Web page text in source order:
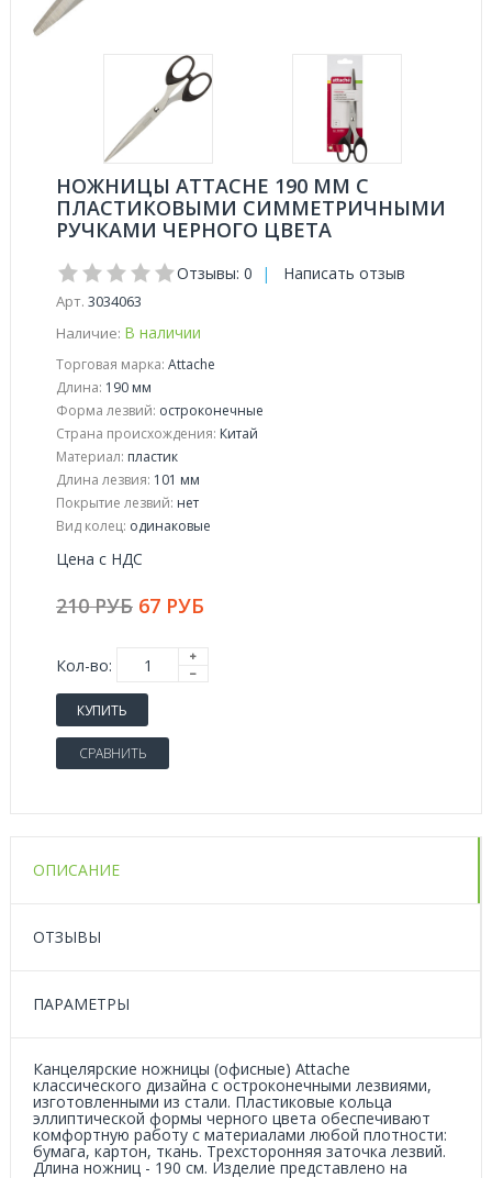
НОЖНИЦЫ ATTACHE 190 ММ С
ПЛАСТИКОВЫМИ СИММЕТРИЧНЫМИ
РУЧКАМИ ЧЕРНОГО ЦВЕТА
Отзывы: 0 | Написать отзыв
Арт. 3034063
Наличие: В наличии
Торговая марка: Attache
Длина: 190 мм
Форма лезвий: остроконечные
Страна происхождения: Китай
Материал: пластик
Длина лезвия: 101 мм
Покрытие лезвий: нет
Вид колец: одинаковые
Цена с НДС
210 РУБ 67 РУБ
Кол-во:
КУПИТЬ
СРАВНИТЬ
ОПИСАНИЕ
ОТЗЫВЫ
ПАРАМЕТРЫ
Канцелярские ножницы (офисные) Attache
классического дизайна с остроконечными лезвиями,
изготовленными из стали. Пластиковые кольца
эллиптической формы черного цвета обеспечивают
комфортную работу с материалами любой плотности:
бумага, картон, ткань. Трехсторонняя заточка лезвий.
Длина ножниц - 190 см. Изделие представлено на